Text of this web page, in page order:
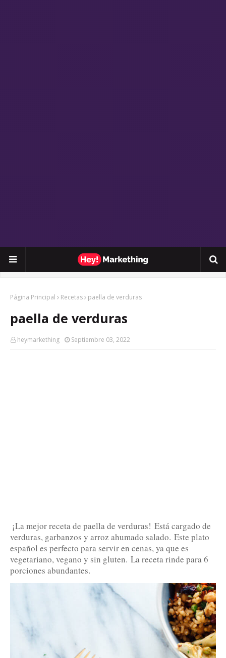
Página Principal Recetas paella de verduras
paella de verduras
heymarkething Septiembre 03, 2022
¡La mejor receta de paella de verduras! Está cargado de
verduras, garbanzos y arroz ahumado salado. Este plato
español es perfecto para servir en cenas, ya que es
vegetariano, vegano y sin gluten. La receta rinde para 6
porciones abundantes.